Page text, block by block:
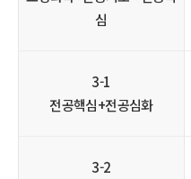
심
3-1
전공핵심+전공심화
3-2